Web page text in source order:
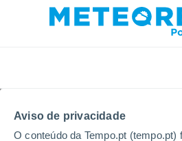
Aviso de privacidade
O conteúdo da Tempo.pt